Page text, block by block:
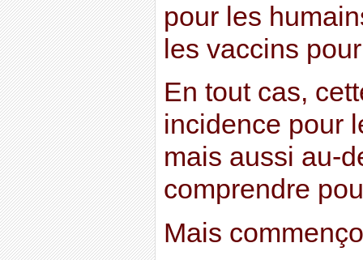
pour les
les vaccins
En tout cas,
incidence pour
mais aussi au-
comprendre
Mais